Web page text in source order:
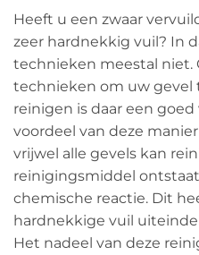
Heeft u een zwaar
zeer hardnekkig vuil? In
technieken meestal niet.
technieken om uw gevel
reinigen is daar een
voordeel van deze
vrijwel alle gevels kan
reinigingsmiddel
chemische reactie. Dit
hardnekkige vuil
Het nadeel van deze